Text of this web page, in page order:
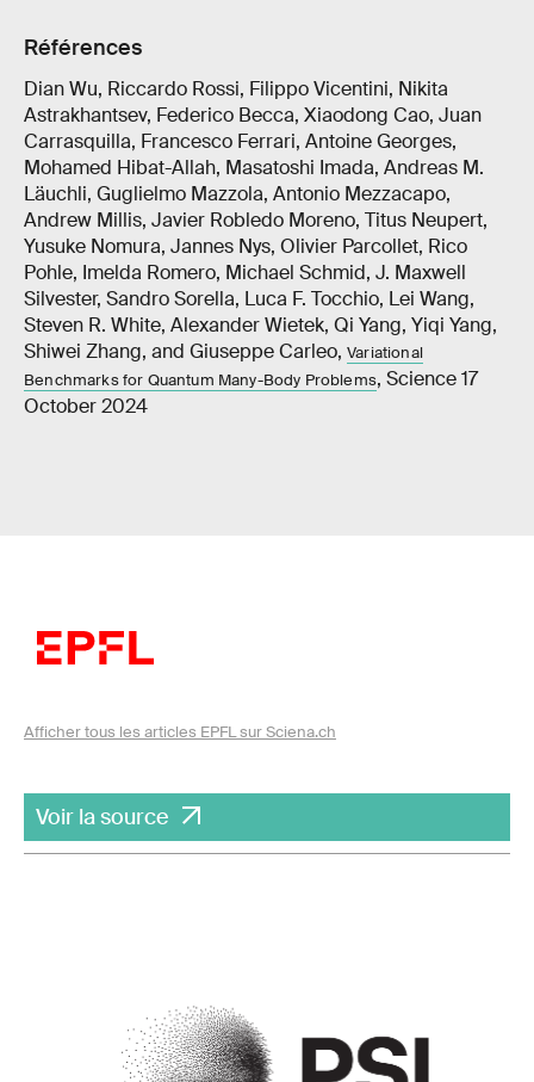
Références
Dian Wu, Riccardo Rossi, Filippo Vicentini, Nikita
Astrakhantsev, Federico Becca, Xiaodong Cao, Juan
Carrasquilla, Francesco Ferrari, Antoine Georges,
Mohamed Hibat-Allah, Masatoshi Imada, Andreas M.
Läuchli, Guglielmo Mazzola, Antonio Mezzacapo,
Andrew Millis, Javier Robledo Moreno, Titus Neupert,
Yusuke Nomura, Jannes Nys, Olivier Parcollet, Rico
Pohle, Imelda Romero, Michael Schmid, J. Maxwell
Silvester, Sandro Sorella, Luca F. Tocchio, Lei Wang,
Steven R. White, Alexander Wietek, Qi Yang, Yiqi Yang,
Shiwei Zhang, and Giuseppe Carleo, Variational
Benchmarks for Quantum Many-Body Problems, Science 17
October 2024
Afficher tous les articles EPFL sur Sciena.ch
Voir la source